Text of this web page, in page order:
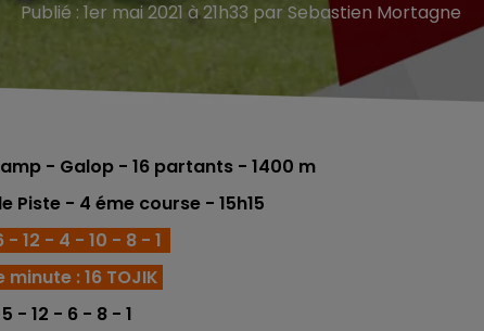
Publié : 1er mai 2021 à 21h33 par Sebastien Mortagne
- Galop - 16 partants - 1400 m
Piste - 4 éme course - 15h15
- 12 - 4 - 10 - 8 - 1
minute :16 TOJIK
- 12 - 6 - 8 - 1